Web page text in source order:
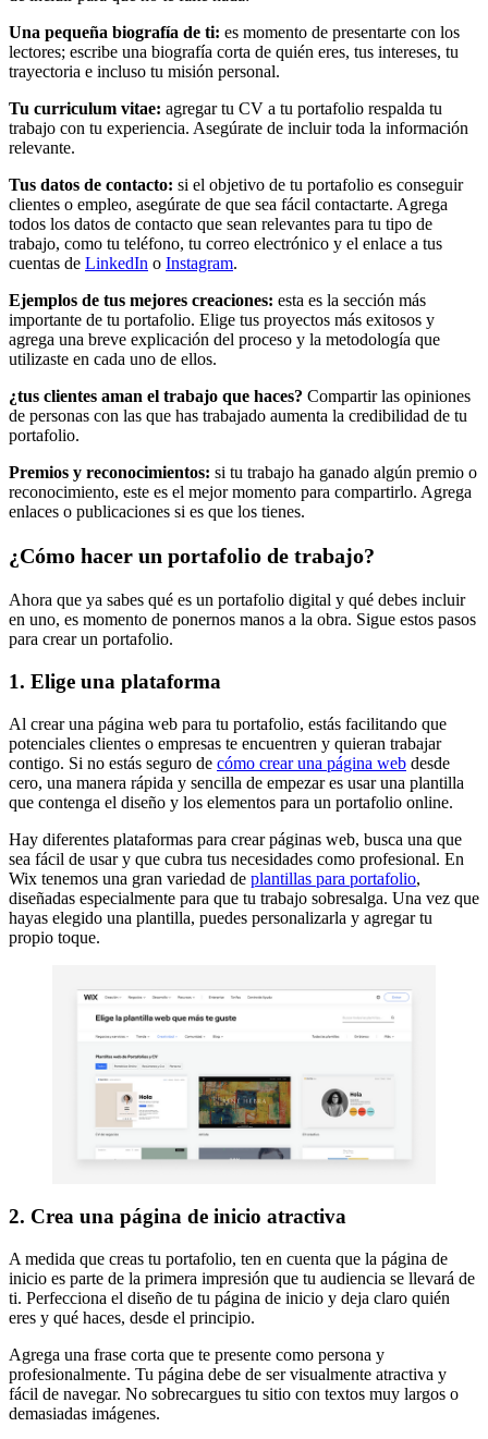
Una pequeña biografía de ti: es momento de presentarte con los
lectores; escribe una biografía corta de quién eres, tus intereses, tu
trayectoria e incluso tu misión personal.
Tu curriculum vitae: agregar tu CV a tu portafolio respalda tu
trabajo con tu experiencia. Asegúrate de incluir toda la información
relevante.
Tus datos de contacto: si el objetivo de tu portafolio es conseguir
clientes o empleo, asegúrate de que sea fácil contactarte. Agrega
todos los datos de contacto que sean relevantes para tu tipo de
trabajo, como tu teléfono, tu correo electrónico y el enlace a tus
cuentas de LinkedIn o Instagram.
Ejemplos de tus mejores creaciones: esta es la sección más
importante de tu portafolio. Elige tus proyectos más exitosos y
agrega una breve explicación del proceso y la metodología que
utilizaste en cada uno de ellos.
¿tus clientes aman el trabajo que haces? Compartir las opiniones
de personas con las que has trabajado aumenta la credibilidad de tu
portafolio.
Premios y reconocimientos: si tu trabajo ha ganado algún premio o
reconocimiento, este es el mejor momento para compartirlo. Agrega
enlaces o publicaciones si es que los tienes.
¿Cómo hacer un portafolio de trabajo?
Ahora que ya sabes qué es un portafolio digital y qué debes incluir
en uno, es momento de ponernos manos a la obra. Sigue estos pasos
para crear un portafolio.
1. Elige una plataforma
Al crear una página web para tu portafolio, estás facilitando que
potenciales clientes o empresas te encuentren y quieran trabajar
contigo. Si no estás seguro de cómo crear una página web desde
cero, una manera rápida y sencilla de empezar es usar una plantilla
que contenga el diseño y los elementos para un portafolio online.
Hay diferentes plataformas para crear páginas web, busca una que
sea fácil de usar y que cubra tus necesidades como profesional. En
Wix tenemos una gran variedad de plantillas para portafolio,
diseñadas especialmente para que tu trabajo sobresalga. Una vez que
hayas elegido una plantilla, puedes personalizarla y agregar tu
propio toque.
2. Crea una página de inicio atractiva
A medida que creas tu portafolio, ten en cuenta que la página de
inicio es parte de la primera impresión que tu audiencia se llevará de
ti. Perfecciona el diseño de tu página de inicio y deja claro quién
eres y qué haces, desde el principio.
Agrega una frase corta que te presente como persona y
profesionalmente. Tu página debe de ser visualmente atractiva y
fácil de navegar. No sobrecargues tu sitio con textos muy largos o
demasiadas imágenes.